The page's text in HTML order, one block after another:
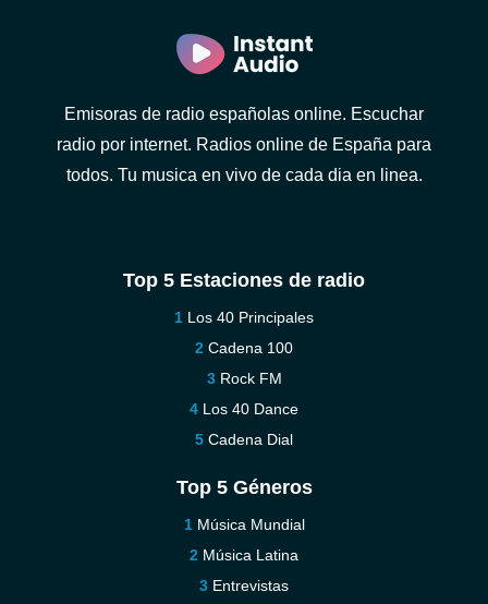
Emisoras de radio españolas online. Escuchar
radio por internet. Radios online de España para
todos. Tu musica en vivo de cada dia en linea.
Top 5 Estaciones de radio
Los 40 Principales
Cadena 100
Rock FM
Los 40 Dance
Cadena Dial
Top 5 Géneros
Música Mundial
Música Latina
Entrevistas